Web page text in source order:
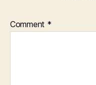
Comment *